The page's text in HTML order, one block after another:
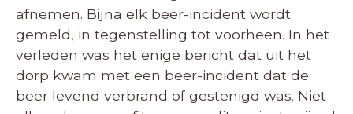
afnemen. Bijna elk beer-incident wordt
gemeld, in tegenstelling tot voorheen. In het
verleden was het enige bericht dat uit het
dorp kwam met een beer-incident dat de
beer levend verbrand of gestenigd was. Niet